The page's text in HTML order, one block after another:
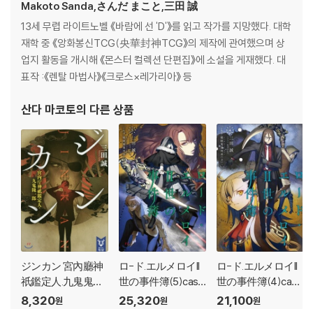
Makoto Sanda,さんだ まこと,三田 誠
13세 무렵 라이트노벨 《바람에 선 'D'》를 읽고 작가를 지망했다. 대학
재학 중 《앙화봉신TCG(央華封神TCG》의 제작에 관여했으며 상
업지 활동을 개시해 《몬스터 컬렉션 단편집》에 소설을 게재했다. 대
표작 :《렌탈 마법사》《크로스×레가리아》 등
산다 마코토의 다른 상품
ジンカン 宮內廳神
祇鑑定人.九鬼鬼一
郞
8,320원
ロ-ド.エルメロイII
世の事件簿(5)case.
魔眼蒐集列車 下
25,320원
ロ-ド.エルメロイII
世の事件簿(4)cas
e.魔眼蒐集列車 上
21,100원